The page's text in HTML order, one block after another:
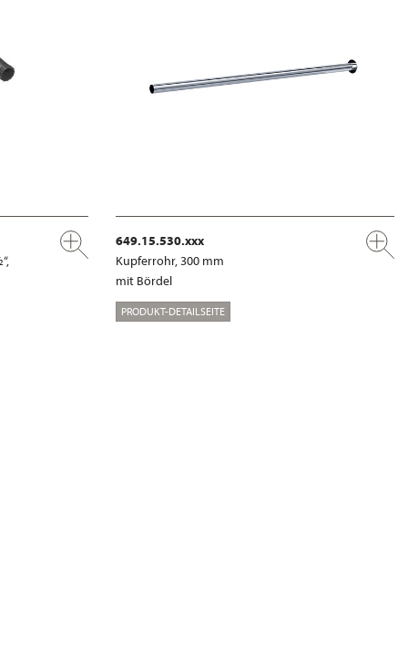
649.15.530.xxx
Kupferrohr, 300 mm
mit Bördel
PRODUKT-DETAILSEITE